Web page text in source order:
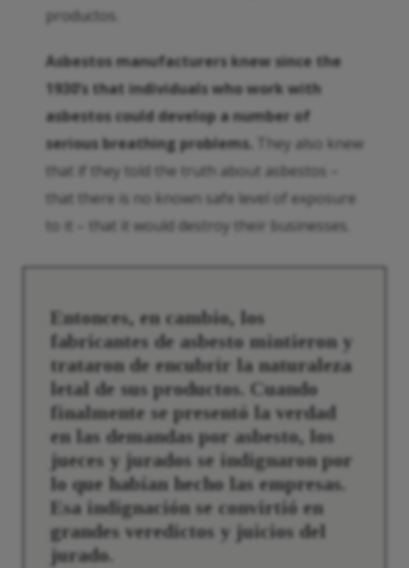
productos.
Asbestos manufacturers knew since the
1930’s that individuals who work with
asbestos could develop a number of
serious breathing problems.
They also knew
that if they told the truth about asbestos –
that there is no known safe level of exposure
to it – that it would destroy their businesses.
Entonces, en cambio, los
fabricantes de asbesto mintieron y
trataron de encubrir la naturaleza
letal de sus productos. Cuando
finalmente se presentó la verdad
en las demandas por asbesto, los
jueces y jurados se indignaron por
lo que habían hecho las empresas.
Esa indignación se convirtió en
grandes veredictos y juicios del
jurado.